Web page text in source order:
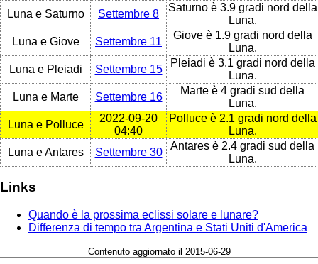
Luna e Saturno
Settembre 8
Saturno è 3.9 gradi nord della
Luna.
Luna e Giove
Settembre 11
Giove è 1.9 gradi nord della
Luna.
Luna e Pleiadi
Settembre 15
Pleiadi è 3.1 gradi nord della
Luna.
Luna e Marte
Settembre 16
Marte è 4 gradi sud della
Luna.
Luna e Polluce
2022-09-20
04:40
Polluce è 2.1 gradi nord della
Luna.
Luna e Antares
Settembre 30
Antares è 2.4 gradi sud della
Luna.
Links
Quando è la prossima eclissi solare e lunare?
Differenza di tempo tra Argentina e Stati Uniti d'America
Contenuto aggiornato il 2015-06-29